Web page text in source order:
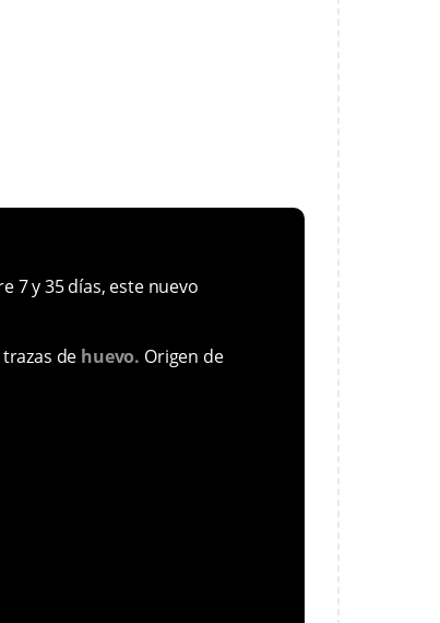
7 y 35 días, este nuevo
de huevo. Origen de